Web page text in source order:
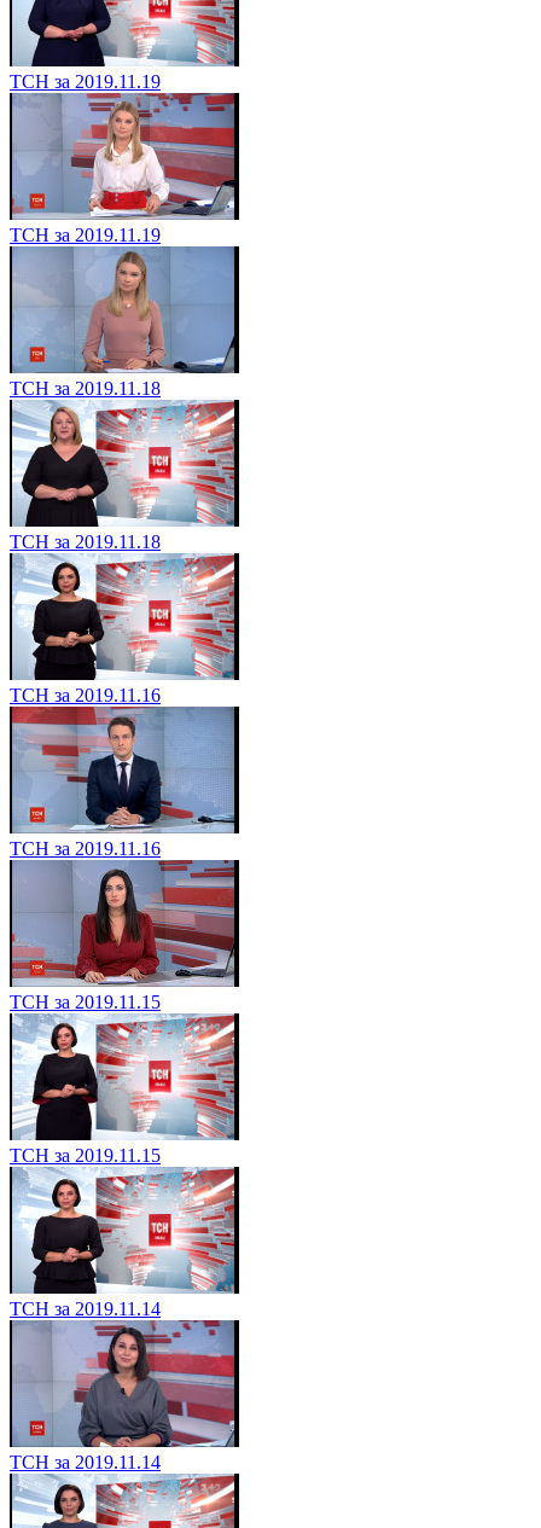
ТСН за 2019.11.19
ТСН за 2019.11.19
ТСН за 2019.11.18
ТСН за 2019.11.18
ТСН за 2019.11.16
ТСН за 2019.11.16
ТСН за 2019.11.15
ТСН за 2019.11.15
ТСН за 2019.11.14
ТСН за 2019.11.14